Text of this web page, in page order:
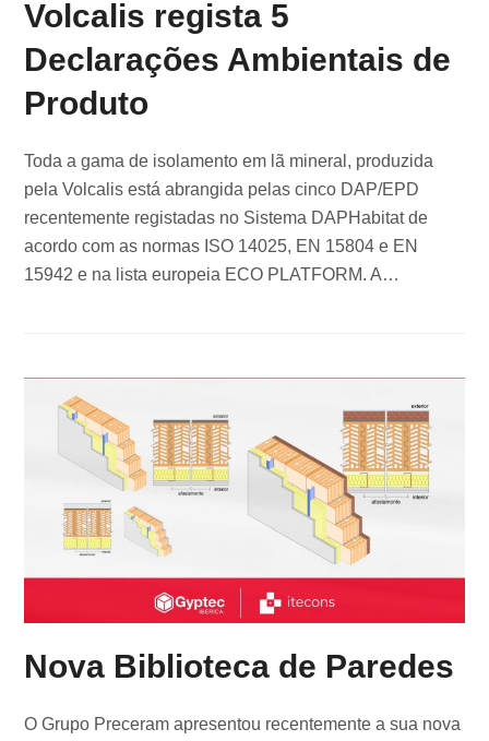
Volcalis regista 5
Declarações Ambientais de
Produto
Toda a gama de isolamento em lã mineral, produzida
pela Volcalis está abrangida pelas cinco DAP/EPD
recentemente registadas no Sistema DAPHabitat de
acordo com as normas ISO 14025, EN 15804 e EN
15942 e na lista europeia ECO PLATFORM. A…
Nova Biblioteca de Paredes
O Grupo Preceram apresentou recentemente a sua nova